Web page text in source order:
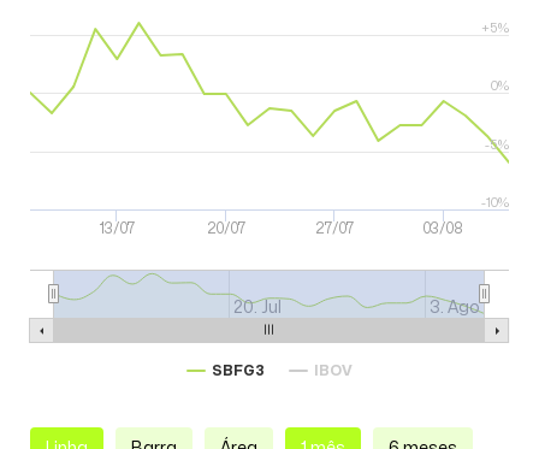
13/07 20/07 27/07 03/08
20. Jul 3. Ago
0%
-10%
-5%
+5%
SBFG3 IBOV